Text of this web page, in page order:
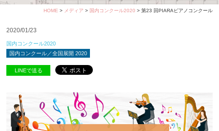
HOME > メディア > 国内コンクール2020 > 第23 回PIARAピアノコンクール
2020/01/23
国内コンクール2020
国内コンクール／全国展開 2020
LINEで送る